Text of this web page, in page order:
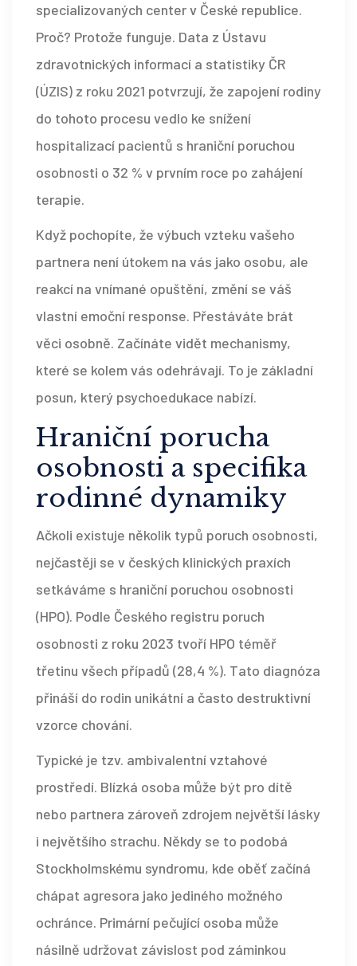
specializovaných center v České republice.
Proč? Protože funguje. Data z Ústavu
zdravotnických informací a statistiky ČR
(ÚZIS) z roku 2021 potvrzují, že zapojení rodiny
do tohoto procesu vedlo ke snížení
hospitalizací pacientů s hraniční poruchou
osobnosti o 32 % v prvním roce po zahájení
terapie.
Když pochopíte, že výbuch vzteku vašeho
partnera není útokem na vás jako osobu, ale
reakcí na vnímané opuštění, změní se váš
vlastní emoční response. Přestáváte brát
věci osobně. Začínáte vidět mechanismy,
které se kolem vás odehrávají. To je základní
posun, který psychoedukace nabízí.
Hraniční porucha
osobnosti a specifika
rodinné dynamiky
Ačkoli existuje několik typů poruch osobnosti,
nejčastěji se v českých klinických praxích
setkáváme s hraniční poruchou osobnosti
(HPO). Podle Českého registru poruch
osobnosti z roku 2023 tvoří HPO téměř
třetinu všech případů (28,4 %). Tato diagnóza
přináší do rodin unikátní a často destruktivní
vzorce chování.
Typické je tzv. ambivalentní vztahové
prostředí. Blízká osoba může být pro dítě
nebo partnera zároveň zdrojem největší lásky
i největšího strachu. Někdy se to podobá
Stockholmskému syndromu, kde oběť začíná
chápat agresora jako jediného možného
ochránce. Primární pečující osoba může
násilně udržovat závislost pod záminkou